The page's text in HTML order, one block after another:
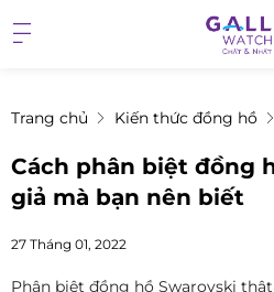
Trang chủ Kiến thức đồng hồ
Cách phân biệt đồng
giả mà bạn nên biết
27 Tháng 01, 2022
Phân biệt đồng hồ Swarovski